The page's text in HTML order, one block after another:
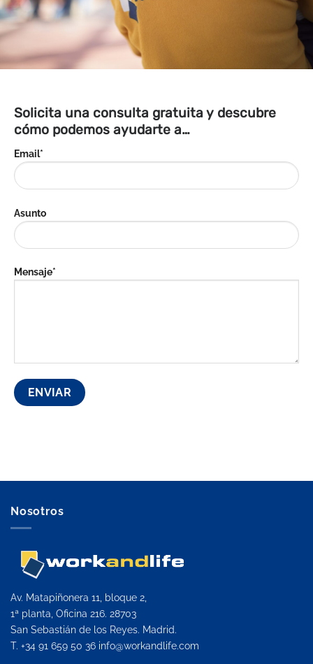
Solicita una consulta gratuita y descubre
cómo podemos ayudarte a…
Email*
Asunto
Mensaje*
Nosotros
Av. Matapiñonera 11, bloque 2,
1ª planta, Oficina 216. 28703
San Sebastián de los Reyes. Madrid.
T. +34 91 659 50 36 info@workandlife.com